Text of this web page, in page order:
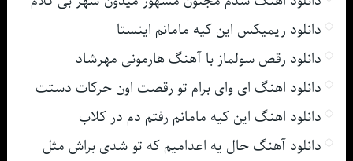
دانلود ریمیکس این کیه مامانم اینستا
دانلود رقص سولماز با آهنگ هارمونی مهرشاد
دانلود اهنگ ای وای برام تو رقصت اون حرکات دستت
دانلود اهنگ این کیه مامانم رفتم دم در کلاب
دانلود آهنگ حال یه اعدامیم که تو شدی براش مثل